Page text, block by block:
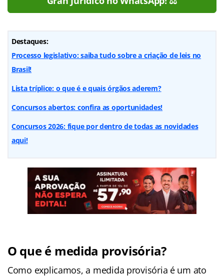
Destaques:
Processo legislativo: saiba tudo sobre a criação de leis no
Brasil!
Lista tríplice: o que é e quais órgãos aderem?
Concursos abertos: confira as oportunidades!
Concursos 2026: fique por dentro de todas as novidades
aqui!
O que é medida provisória?
Como explicamos, a medida provisória é um ato